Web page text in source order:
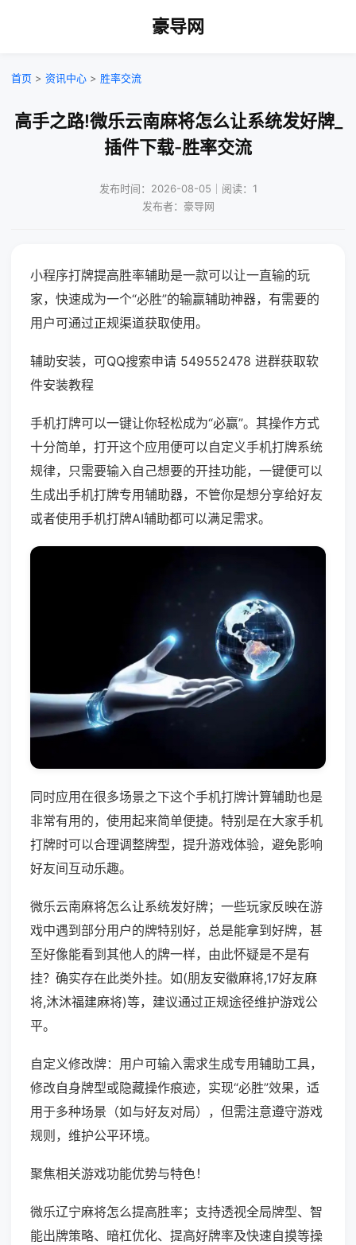
豪导网
首页 > 资讯中心 > 胜率交流
高手之路!微乐云南麻将怎么让系统发好牌_
插件下载-胜率交流
发布时间：2026-08-05｜阅读：1
发布者：豪导网
小程序打牌提高胜率辅助是一款可以让一直输的玩
家，快速成为一个“必胜”的输赢辅助神器，有需要的
用户可通过正规渠道获取使用。
辅助安装，可QQ搜索申请 549552478 进群获取软
件安装教程
手机打牌可以一键让你轻松成为“必赢”。其操作方式
十分简单，打开这个应用便可以自定义手机打牌系统
规律，只需要输入自己想要的开挂功能，一键便可以
生成出手机打牌专用辅助器，不管你是想分享给好友
或者使用手机打牌AI辅助都可以满足需求。
同时应用在很多场景之下这个手机打牌计算辅助也是
非常有用的，使用起来简单便捷。特别是在大家手机
打牌时可以合理调整牌型，提升游戏体验，避免影响
好友间互动乐趣。
微乐云南麻将怎么让系统发好牌；一些玩家反映在游
戏中遇到部分用户的牌特别好，总是能拿到好牌，甚
至好像能看到其他人的牌一样，由此怀疑是不是有
挂？确实存在此类外挂。如(朋友安徽麻将,17好友麻
将,沐沐福建麻将)等，建议通过正规途径维护游戏公
平。
自定义修改牌：用户可输入需求生成专用辅助工具，
修改自身牌型或隐藏操作痕迹，实现“必胜”效果，适
用于多种场景（如与好友对局），但需注意遵守游戏
规则，维护公平环境。
聚焦相关游戏功能优势与特色！
微乐辽宁麻将怎么提高胜率；支持透视全局牌型、智
能出牌策略、暗杠优化、提高好牌率及快速自摸等操